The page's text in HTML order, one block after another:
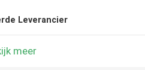
Leverancier
meer